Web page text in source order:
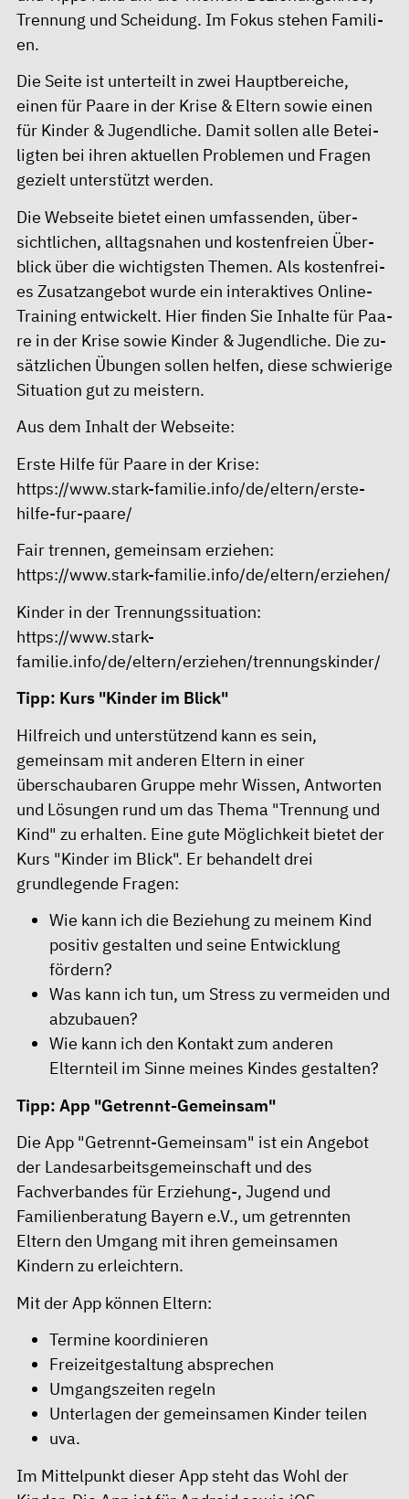
Tren­nung und Schei­dung. Im Fo­kus ste­hen Fa­mi­li­
en.
Die Sei­te ist unterteilt in zwei Haupt­be­rei­che,
einen für Paa­re in der Kri­se & El­tern sowie einen
für Kin­der & Ju­gend­li­che. Da­mit sollen alle Be­tei­
lig­ten bei ih­ren ak­tu­el­len Pro­ble­men und Fra­gen
ge­zielt un­ter­stüt­zt werden.
Die Web­sei­te bie­tet einen um­fas­sen­den, über­
sicht­li­chen, all­tags­na­hen und kos­ten­frei­en Über­
blick über die wich­tigs­ten The­men. Als kos­ten­frei­
es Zu­satz­an­ge­bot wurde ein in­ter­ak­ti­ves Online-
Training ent­wi­ckelt. Hier fin­den Sie In­hal­te für Paa­
re in der Kri­se so­wie Kin­der & Ju­gend­li­che. Die zu­
sätz­li­chen Übun­gen sol­len hel­fen, die­se schwie­ri­ge
Si­tua­ti­on gut zu meis­tern.
Aus dem Inhalt der Webseite:
Erste Hilfe für Paare in der Krise:
https://www.stark-familie.info/de/eltern/erste-
hilfe-fur-paare/
Fair trennen, gemeinsam erziehen:
https://www.stark-familie.info/de/eltern/erziehen/
Kinder in der Trennungssituation:
https://www.stark-
familie.info/de/eltern/erziehen/trennungskinder/
Tipp: Kurs "Kinder im Blick"
Hilfreich und unterstützend kann es sein,
gemeinsam mit anderen Eltern in einer
überschaubaren Gruppe mehr Wissen, Antworten
und Lösungen rund um das Thema "Trennung und
Kind" zu erhalten. Eine gute Möglichkeit bietet der
Kurs "Kinder im Blick". Er behandelt drei
grundlegende Fragen:
Wie kann ich die Beziehung zu meinem Kind
positiv gestalten und seine Entwicklung
fördern?
Was kann ich tun, um Stress zu vermeiden und
abzubauen?
Wie kann ich den Kontakt zum anderen
Elternteil im Sinne meines Kindes gestalten?
Tipp: App "Getrennt-Gemeinsam"
Die App "Getrennt-Gemeinsam" ist ein Angebot
der Landesarbeitsgemeinschaft und des
Fachverbandes für Erziehung-, Jugend und
Familienberatung Bayern e.V., um getrennten
Eltern den Umgang mit ihren gemeinsamen
Kindern zu erleichtern.
Mit der App können Eltern:
Termine koordinieren
Freizeitgestaltung absprechen
Umgangszeiten regeln
Unterlagen der gemeinsamen Kinder teilen
uva.
Im Mittelpunkt dieser App steht das Wohl der